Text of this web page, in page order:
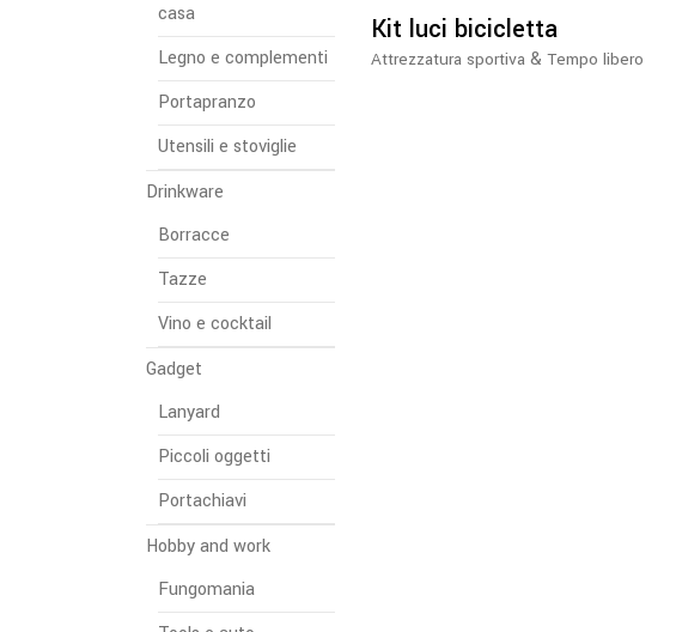
Kit luci bicicletta
Attrezzatura sportiva &Tempo libero
casa
Legno e complementi
Portapranzo
Utensili e stoviglie
Drinkware
Borracce
Tazze
Vino e cocktail
Gadget
Lanyard
Piccoli oggetti
Portachiavi
Hobby and work
Fungomania